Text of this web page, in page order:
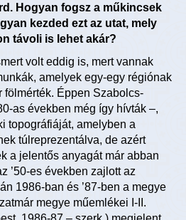
Hogyan fogsz a műkincsek
kezded ezt az utat, mely
távoli is lehet akár?
volt eddig is, mert vannak
amelyek egy-egy régiónak
fölmérték. Éppen Szabolcs-
as években még így hívták –,
topográfiáját, amelyben a
túlreprezentálva, de azért
a jelentős anyagát már abban
’50-es években zajlott az
1986-ban és ’87-ben a megye
megye műemlékei I-II.